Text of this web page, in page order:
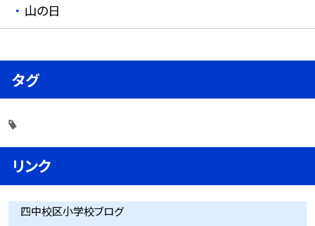
山の日
タグ
リンク
四中校区小学校ブログ